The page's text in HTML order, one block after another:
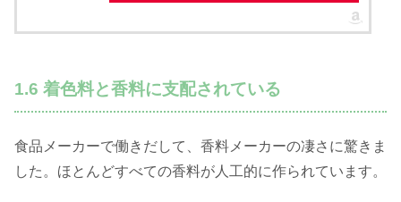
1.6 着色料と香料に支配されている
食品メーカーで働きだして、香料メーカーの凄さに驚きま
した。ほとんどすべての香料が人工的に作られています。